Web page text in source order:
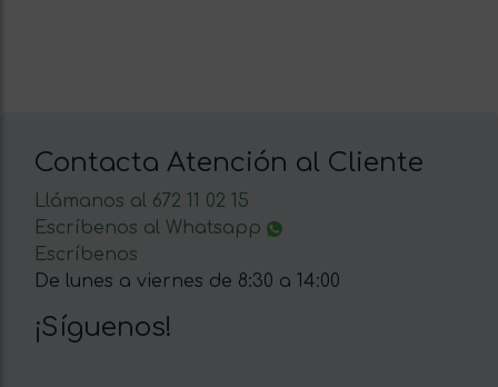
Contacta Atención al Cliente
Llámanos al 672 11 02 15
Escríbenos al Whatsapp
Escríbenos
De lunes a viernes de 8:30 a 14:00
¡Síguenos!